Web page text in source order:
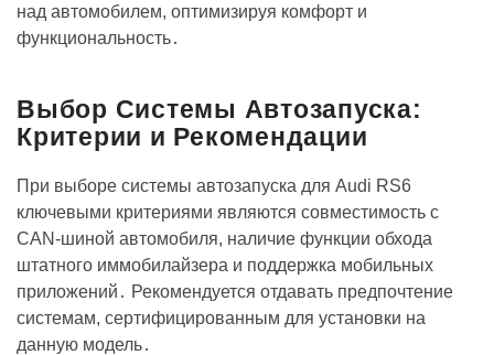
над автомобилем, оптимизируя комфорт и
функциональность․
Выбор Системы Автозапуска:
Критерии и Рекомендации
При выборе системы автозапуска для Audi RS6
ключевыми критериями являются совместимость с
CAN-шиной автомобиля, наличие функции обхода
штатного иммобилайзера и поддержка мобильных
приложений․ Рекомендуется отдавать предпочтение
системам, сертифицированным для установки на
данную модель․